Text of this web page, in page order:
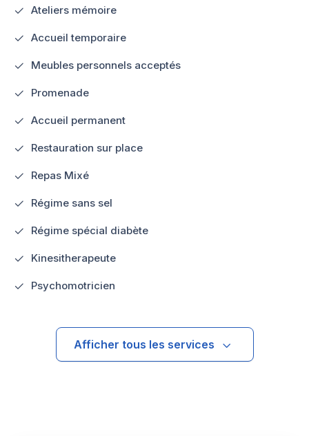
Ateliers mémoire
Accueil temporaire
Meubles personnels acceptés
Promenade
Accueil permanent
Restauration sur place
Repas Mixé
Régime sans sel
Régime spécial diabète
Kinesitherapeute
Psychomotricien
Afficher tous les services